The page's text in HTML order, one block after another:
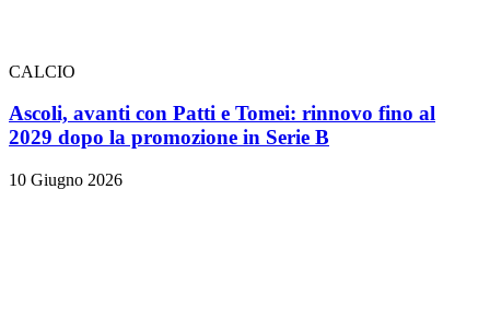
CALCIO
Ascoli, avanti con Patti e Tomei: rinnovo fino al
2029 dopo la promozione in Serie B
10 Giugno 2026